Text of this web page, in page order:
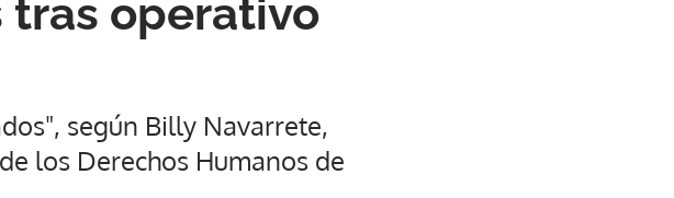
tras operativo
según Billy Navarrete,
los Derechos Humanos de